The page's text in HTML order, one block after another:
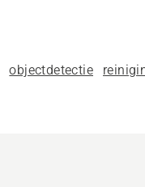
objectdetectie